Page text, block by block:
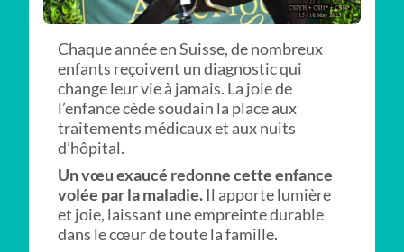
Chaque année en Suisse, de nombreux
enfants reçoivent un diagnostic qui
change leur vie à jamais. La joie de
l’enfance cède soudain la place aux
traitements médicaux et aux nuits
d’hôpital.
Un vœu exaucé redonne cette enfance
volée par la maladie. Il apporte lumière
et joie, laissant une empreinte durable
dans le cœur de toute la famille.